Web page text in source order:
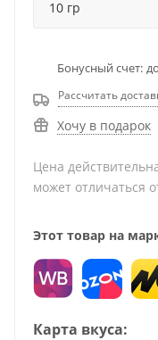
Бонусный счет: до
Рассчитать
Хочу в подарок
Цена
может отличаться
Этот товар на
Карта вкуса: